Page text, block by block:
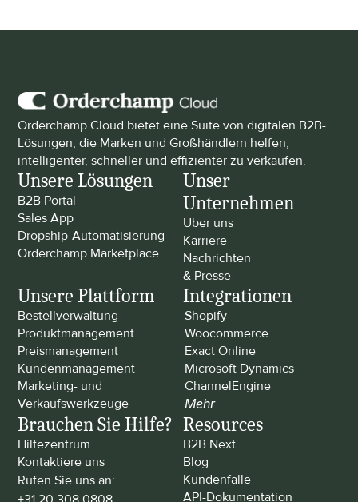
Orderchamp Cloud bietet eine Suite von digitalen B2B-
Lösungen, die Marken und Großhändlern helfen,
intelligenter, schneller und effizienter zu verkaufen.
Unsere Lösungen
B2B Portal
Sales App
Dropship-Automatisierung
Orderchamp Marketplace
Unser
Unternehmen
Über uns
Karriere
Nachrichten
& Presse
Unsere Plattform
Bestellverwaltung
Produktmanagement
Preismanagement
Kundenmanagement
Marketing- und
Verkaufswerkzeuge
Integrationen
Shopify
Woocommerce
Exact Online
Microsoft Dynamics
ChannelEngine
Mehr
Brauchen Sie Hilfe?
Hilfezentrum
Kontaktiere uns
Rufen Sie uns an:
Resources
B2B Next
Blog
Kundenfälle
API-Dokumentation